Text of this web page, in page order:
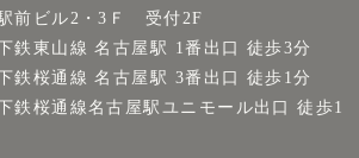
前ビル2・3Ｆ 受付2F
鉄東山線 名古屋駅 1番出口 徒歩3分
鉄桜通線 名古屋駅 3番出口 徒歩1分
鉄桜通線名古屋駅ユニモール出口 徒歩1